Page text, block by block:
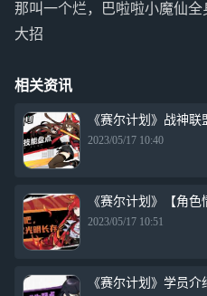
那叫一个烂，巴啦啦小魔仙
大招
相关资讯
《赛尔计划》战神
2023/05/17 10:40
《赛尔计划》【角
2023/05/17 10:51
《赛尔计划》学员